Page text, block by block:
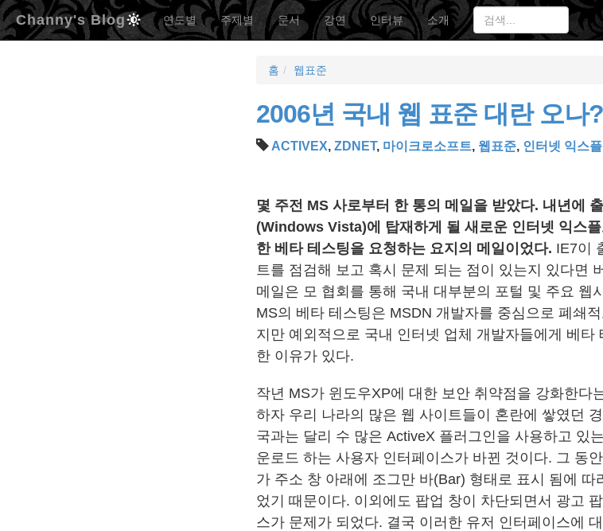
Channy's Blog 연도별 주제별 문서 강연 인터뷰 소개
홈 웹표준
2006년 국내 웹 표준 대란 오나?
ACTIVEX, ZDNET, 마이크로소프트, 웹표준, 인터넷 익스
몇 주전 MS 사로부터 한 통의 메일을 받았다. 내년에
(Windows Vista)에 탑재하게 될 새로운 인터넷 익스
한 베타 테스팅을 요청하는 요지의 메일이었다. IE7이
트를 점검해 보고 혹시 문제 되는 점이 있는지 있다면
메일은 모 협회를 통해 국내 대부분의 포털 및 주요 웹
MS의 베타 테스팅은 MSDN 개발자를 중심으로 폐쇄
지만 예외적으로 국내 인터넷 업체 개발자들에게 베타
한 이유가 있다.
작년 MS가 윈도우XP에 대한 보안 취약점을 강화한다
하자 우리 나라의 많은 웹 사이트들이 혼란에 쌓였던
국과는 달리 수 많은 ActiveX 플러그인을 사용하고 있
운로드 하는 사용자 인터페이스가 바뀐 것이다. 그 동
가 주소 창 아래에 조그만 바(Bar) 형태로 표시 됨에 따
었기 때문이다. 이외에도 팝업 창이 차단되면서 광고
스가 문제가 되었다. 결국 이러한 유저 인터페이스에